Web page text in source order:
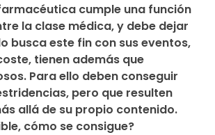
cumple una función
la clase médica, y debe dejar
busca este fin con sus eventos,
tienen además que
Para ello deben conseguir
pero que resulten
allá de su propio contenido.
cómo se consigue?